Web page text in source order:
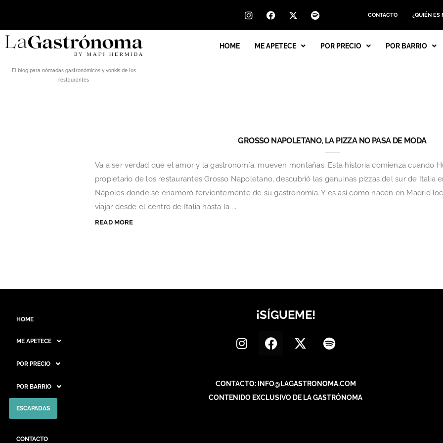
CONTACTO ¿QUIÉN ES
El blog para nómadas gastronómicos y yonkis de los
restaurantes
HOME ME APETECE POR PRECIO POR BARRIO
GROSSO NAPOLETANO, LA PIZZA NO PASA DE MODA
Va a ser verdad que el amor y la gastronomía, mueven montañas. Esta historia comienza cuando
propietario de los restaurantes Grosso Napoletano, descubrió las genuinas pizzas del sur de Italia
Nápoles donde se enamoró fervientemente de su gastronomía. Y es así como nacen en Madrid
viajar desde el centro de Italia hasta la ...
READ MORE
HOME
ME APETECE
POR PRECIO
POR BARRIO
ESCAPADAS
CONTACTO
¡SÍGUEME!
CONTACTO: INFO@LAGASTRONOMA.COM
CONTENIDO EXCLUSIVO DE LA GASTRÓNOMA